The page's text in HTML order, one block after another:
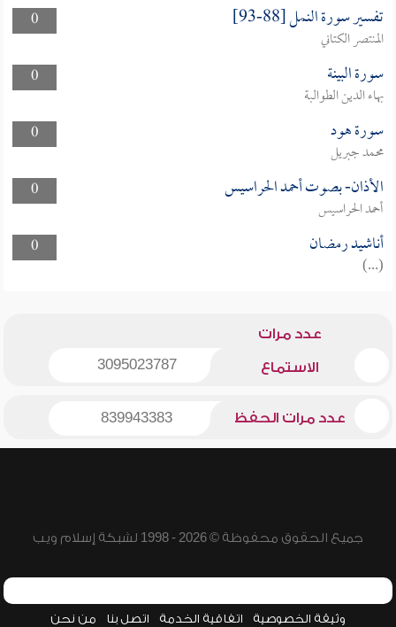
0
تفسير سورة النمل [88-93]
المنتصر الكتاني
0
سورة البينة
بهاء الدين الطوالبة
0
سورة هود
محمد جبريل
0
الأذان- بصوت أحمد الحراسيس
أحمد الحراسيس
0
أناشيد رمضان
(...)
عدد مرات
الاستماع 3095023787
عدد مرات الحفظ 839943383
جميع الحقوق محفوظة © 2026 - 1998 لشبكة إسلام ويب
وثيقة الخصوصية اتفاقية الخدمة اتصل بنا من نحن